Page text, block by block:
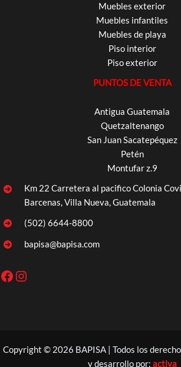
Muebles exterior
Muebles infantiles
Muebles de playa
Piso interior
Piso exterior
PUNTOS DE VENTA
Antigua Guatemala
Quetzaltenango
San Juan Sacatepéquez
Petén
Montufar z.9
Km 22 Carretera al pacifico Colonia
Barcenas, Villa Nueva, Guatemala
(502) 6644-8800
bapisa@bapisa.com
Facebook
Instagram
Copyright © 2026 BAPISA | Todos los
y desarrollo por: activa